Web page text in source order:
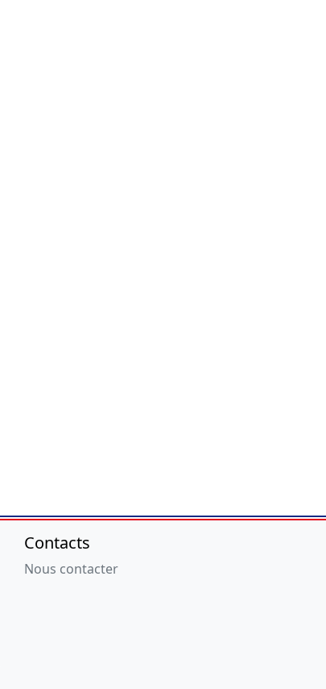
Contacts
Nous contacter